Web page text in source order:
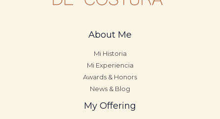
About Me
Mi Historia
Mi Experiencia
Awards & Honors
News & Blog
My Offering